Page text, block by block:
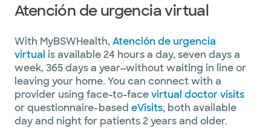
Atención de urgencia virtual
With MyBSWHealth,Atención de urgencia
virtual is available 24 hours a day, seven days a
week, 365 days a year—without waiting in line or
leaving your home. You can connect with a
provider using face-to-facevirtual doctor visits
or questionnaire-based eVisits, both available
day and night for patients 2 years and older.